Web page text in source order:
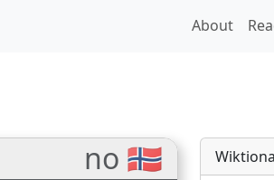
About
no 🇳🇴